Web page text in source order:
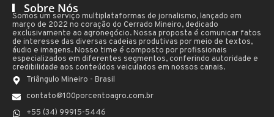
Sobre Nós
Somos um serviço multiplataformas de jornalismo, lançado em
março de 2022 no coração do Cerrado Mineiro, dedicado
exclusivamente ao agronegócio. Nossa proposta é comunicar fatos
de interesse das diversas cadeias produtivas por meio de textos,
áudio e imagens. Nosso time é composto por profissionais
especializados em diferentes segmentos, conferindo autoridade e
credibilidade aos conteúdos veiculados em nossos canais.
Triângulo Mineiro - Brasil
contato@100porcentoagro.com.br
+55 (34) 99915-5446